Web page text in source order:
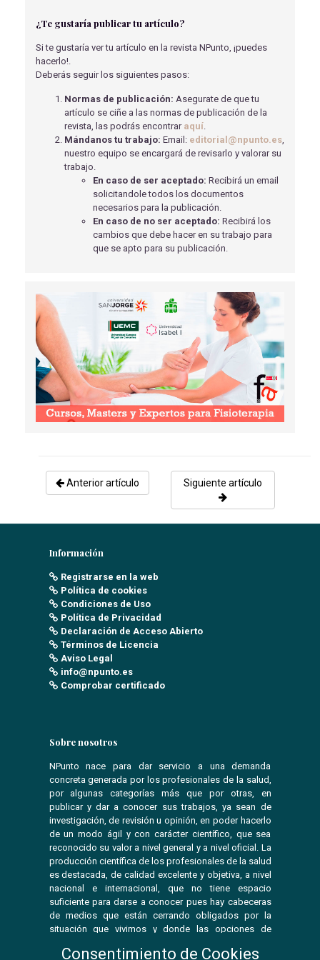
PACIENTE ONCOLÓGICO
Rovira Belaustegui, I
HEMORRÁGICO TRAUMÁTICO
Tomás Marsilla, JI - 14/04/2020
DIAGNÓSTICO DE DIABETES MELLITUS TIPO 1 POR EL
LABORATORIO CLÍNICO
Galván Toribio, R., Martín Pérez, S., Almazo Guerrero, I
04/03/2026
CIRUGÍA EN LA ESCOLIOSIS: OBJETIVOS DEL
TRATAMIENTO FISIOTERÁPICO POSQUIRÚRGICO.
Mérida Imberlón M.E.- 02/04/2018
¿Te gustaría publicar tu artículo?
Si te gustaría ver tu artículo en la revista NPunto, ¡puedes
hacerlo!.
Deberás seguir los siguientes pasos:
Normas de publicación: Asegurate de que tu
artículo se ciñe a las normas de publicación de la
revista, las podrás encontrar aquí.
Mándanos tu trabajo: Email: editorial@npunto.es,
nuestro equipo se encargará de revisarlo y valorar su
trabajo.
En caso de ser aceptado: Recibirá un email
solicitandole todos los documentos
necesarios para la publicación.
En caso de no ser aceptado: Recibirá los
cambios que debe hacer en su trabajo para
que se apto para su publicación.
Anterior artículo Siguiente artículo
Información
Registrarse en la web
Política de cookies
Condiciones de Uso
Política de Privacidad
Declaración de Acceso Abierto
Términos de Licencia
Aviso Legal
info@npunto.es
Comprobar certificado
Sobre nosotros
NPunto nace para dar servicio a una demanda
concreta generada por los profesionales de la salud,
por algunas categorías más que por otras, en
publicar y dar a conocer sus trabajos, ya sean de
investigación, de revisión u opinión, en poder hacerlo
de un modo ágil y con carácter científico, que sea
reconocido su valor a nivel general y a nivel oficial. La
producción científica de los profesionales de la salud
es destacada, de calidad excelente y objetiva, a nivel
nacional e internacional, que no tiene espacio
suficiente para darse a conocer pues hay cabeceras
de medios que están cerrando obligados por la
situación que vivimos y donde las opciones de
Consentimiento de Cookies